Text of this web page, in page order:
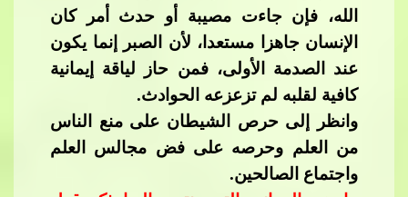
الله، فإن جاءت مصيبة أو حدث أمر كان
الإنسان جاهزا مستعدا، لأن الصبر إنما​​ يكون
عند الصدمة الأولى، فمن حاز لياقة إيمانية
كافية لقلبه لم تزعزعه الحوادث.
وانظر إلى حرص الشيطان على منع الناس
من العلم وحرصه على فض مجالس العلم
واجتماع الصالحين.